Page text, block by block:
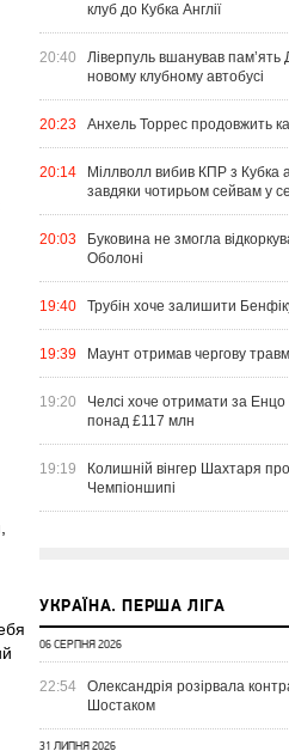
клуб до Кубка Англії
20:40
Ліверпуль вшанував пам’ять
новому клубному автобусі
20:23 Анхель Торрес продовжить
20:14
Міллволл вибив КПР з Кубка
завдяки чотирьом сейвам у
20:03
Буковина не змогла
Оболоні
19:40 Трубін хоче залишити
19:39 Маунт отримав чергову
19:20
Челсі хоче отримати за
понад £117 млн
19:19
Колишній вінгер Шахтаря
Чемпіоншипі
УКРАЇНА. ПЕРША ЛІГА
06 СЕРПНЯ 2026
22:54
Олександрія розірвала
Шостаком
31 ЛИПНЯ 2026